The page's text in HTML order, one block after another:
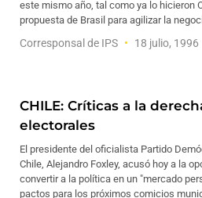
este mismo año, tal como ya lo hicieron
propuesta de Brasil para agilizar la
Corresponsal de IPS 18 julio, 1996
CHILE: Críticas a la
electorales
El presidente del oficialista Partido
Chile, Alejandro Foxley, acusó hoy a la
convertir a la política en un "mercado
pactos para los próximos comicios